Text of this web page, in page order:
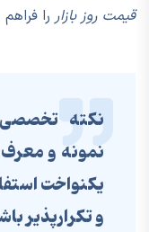
قیمت روز بازار را
نکته
نمونه و معرف
یکنواخت
و تکرارپذیر